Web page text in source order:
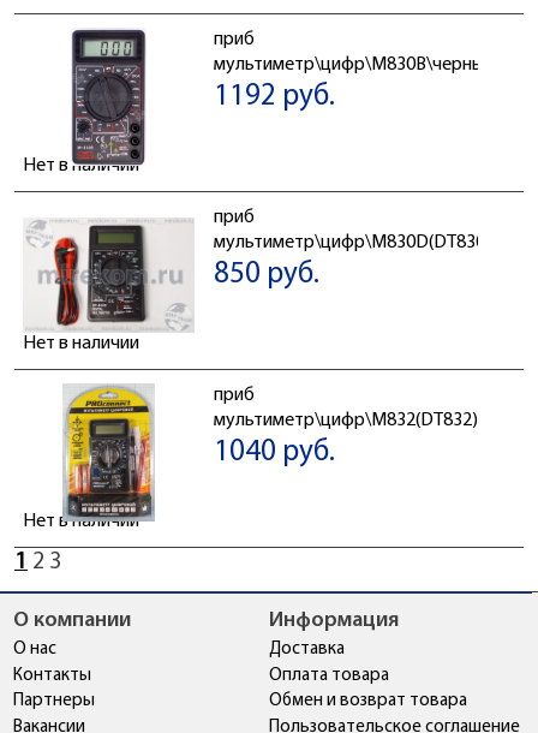
приб
1192 руб.
Нет в наличии
приб
850 руб.
Нет в наличии
приб
1040 руб.
Нет в наличии
1 2 3
О компании
О нас
Контакты
Партнеры
Вакансии
Информация
Доставка
Оплата товара
Обмен и возврат товара
Пользовательское соглашение